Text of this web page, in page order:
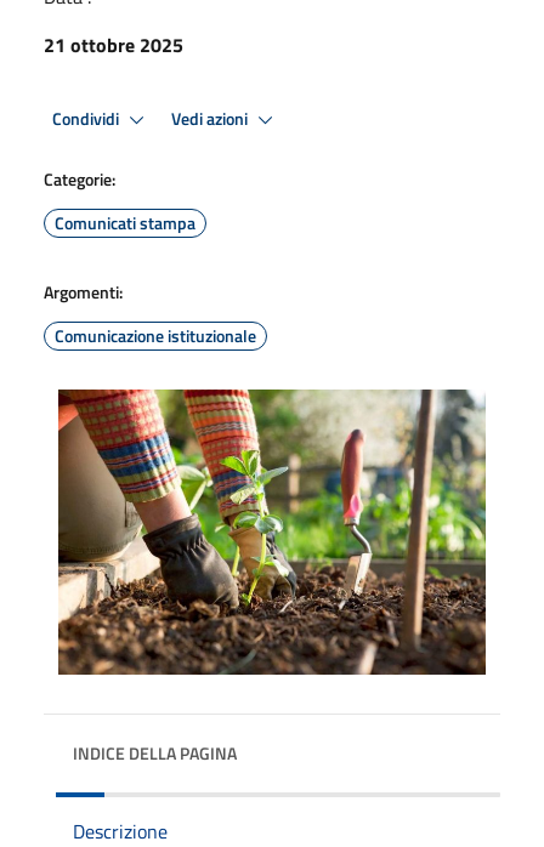
21 ottobre 2025
Condividi Vedi azioni
Categorie:
Comunicati stampa
Argomenti:
Comunicazione istituzionale
INDICE DELLA PAGINA
Descrizione